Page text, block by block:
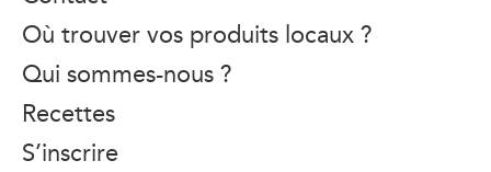
Où trouver vos produits locaux ?
Qui sommes-nous ?
Recettes
S’inscrire